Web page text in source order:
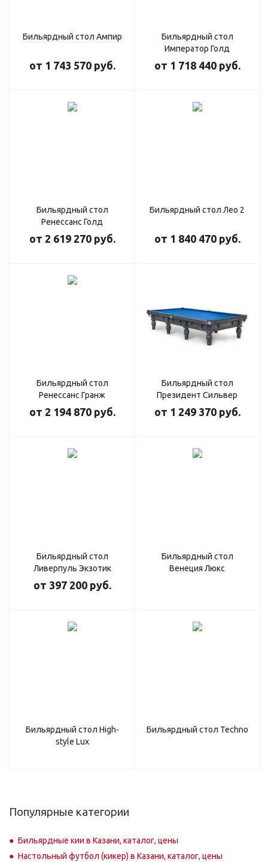
Бильярдный стол Ампир
от 1 743 570 руб.
Бильярдный стол
Император Голд
от 1 718 440 руб.
Бильярдный стол
Ренессанс Голд
от 2 619 270 руб.
Бильярдный стол Лео 2
от 1 840 470 руб.
Бильярдный стол
Ренессанс Гранж
от 2 194 870 руб.
Бильярдный стол
Президент Сильвер
от 1 249 370 руб.
Бильярдный стол
Ливерпуль Экзотик
от 397 200 руб.
Бильярдный стол
Венеция Люкс
Бильярдный стол High-
style Lux
Бильярдный стол Techno
Популярные категории
Бильярдные кии в Казани, каталог, цены
Настольный футбол (кикер) в Казани, каталог, цены